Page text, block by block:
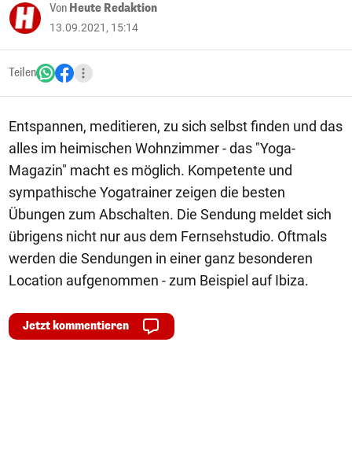
Von Heute Redaktion
13.09.2021, 15:14
Teilen
Entspannen, meditieren, zu sich selbst finden und das
alles im heimischen Wohnzimmer - das "Yoga-
Magazin" macht es möglich. Kompetente und
sympathische Yogatrainer zeigen die besten
Übungen zum Abschalten. Die Sendung meldet sich
übrigens nicht nur aus dem Fernsehstudio. Oftmals
werden die Sendungen in einer ganz besonderen
Location aufgenommen - zum Beispiel auf Ibiza.
Jetzt kommentieren